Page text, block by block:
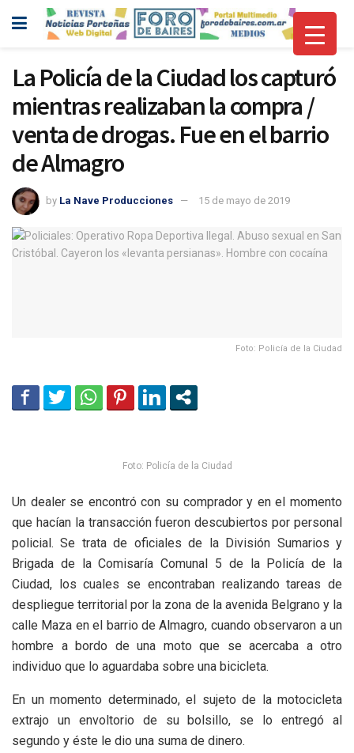
La Policía de la Ciudad los capturó
mientras realizaban la compra /
venta de drogas. Fue en el barrio
de Almagro
by La Nave Producciones 15 de mayo de 2019
Foto: Policía de la Ciudad
Foto: Policía de la Ciudad
Un dealer se encontró con su comprador y en el momento
que hacían la transacción fueron descubiertos por personal
policial. Se trata de oficiales de la División Sumarios y
Brigada de la Comisaría Comunal 5 de la Policía de la
Ciudad, los cuales se encontraban realizando tareas de
despliegue territorial por la zona de la avenida Belgrano y la
calle Maza en el barrio de Almagro, cuando observaron a un
hombre a bordo de una moto que se acercaba a otro
individuo que lo aguardaba sobre una bicicleta.
En un momento determinado, el sujeto de la motocicleta
extrajo un envoltorio de su bolsillo, se lo entregó al
segundo y éste le dio una suma de dinero.